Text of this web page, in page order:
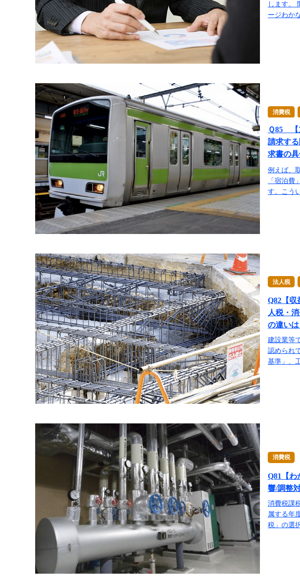
します。
ージわか
消費税
Ｑ85 【
請求す
求書の具
例えば、
「宿泊費
す。こう
法人税
Q82【収
人税・
の違いは
建設業等
認められ
基準」、
消費税
Q81【わ
響/調整
消費税課
属する年
税」の選